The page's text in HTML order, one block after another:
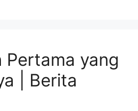
Pertama yang
| Berita